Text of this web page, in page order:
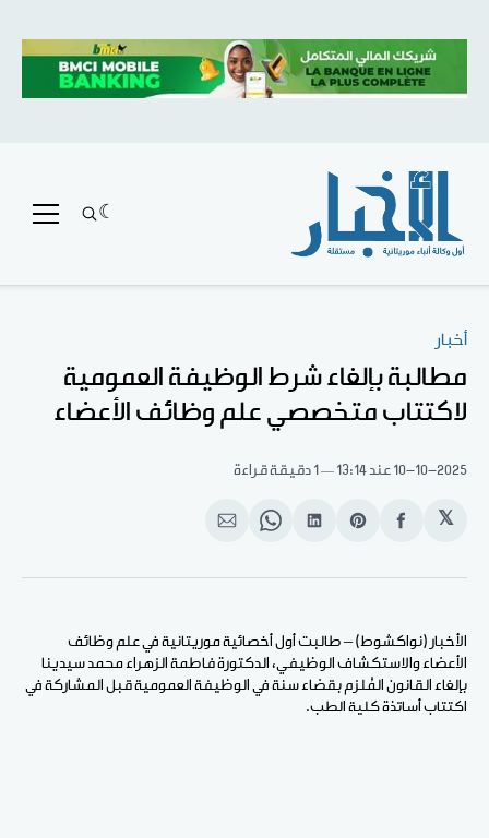
أخبار
مطالبة بإلغاء شرط الوظيفة العمومية
لاكتتاب متخصصي علم وظائف الأعضاء
10-10-2025 عند 13:14 1 دقيقة قراءة
𝕏
انشر
الفيسبوك
Share
Pinterest
انشر
لينكد
Share
WhatsApp
انشر
الإيميل
الأخبار (نواكشوط) – طالبت أول أخصائية موريتانية في علم وظائف
الأعضاء والاستكشاف الوظيفي، الدكتورة فاطمة الزهراء محمد سيدينا
بإلغاء القانون المُلزم بقضاء سنة في الوظيفة العمومية قبل المشاركة في
اكتتاب أساتذة كلية الطب.